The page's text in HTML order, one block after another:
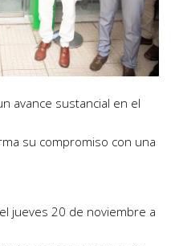
avance sustancial en el
su compromiso con una
jueves 20 de noviembre a